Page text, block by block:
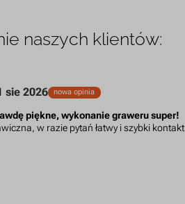
naszych klientów:
sie 2026 nowa opinia
piękne, wykonanie graweru super!
w razie pytań łatwy i szybki kontakt